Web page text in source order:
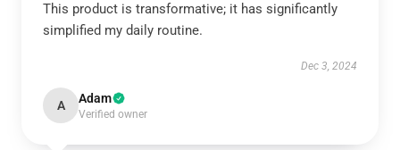
This product is transformative; it has significantly
simplified my daily routine.
Dec 3, 2024
A Adam
Verified owner